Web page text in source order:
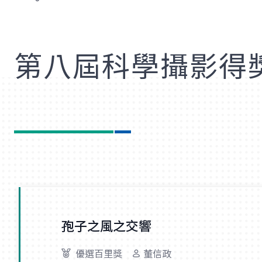
第八屆科學攝影得
孢子之風之交響
優選百里獎 董信政